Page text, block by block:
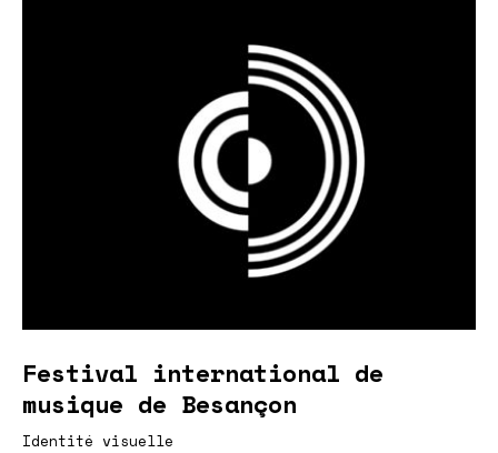
Festival international de
musique de Besançon
Identité visuelle